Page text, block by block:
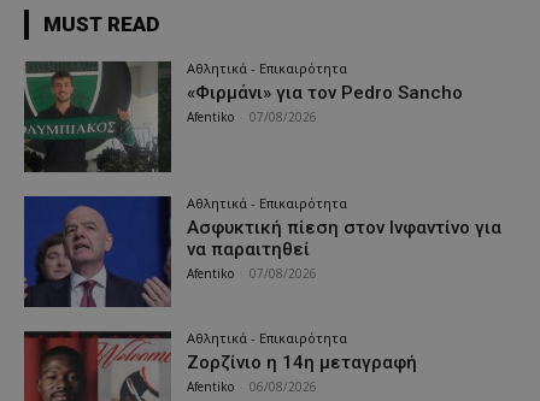
MUST READ
Αθλητικά - Επικαιρότητα
«Φιρμάνι» για τον Pedro Sancho
Afentiko 07/08/2026
Αθλητικά - Επικαιρότητα
Ασφυκτική πίεση στον Ινφαντίνο για
να παραιτηθεί
Afentiko 07/08/2026
Αθλητικά - Επικαιρότητα
Ζορζίνιο η 14η μεταγραφή
Afentiko 06/08/2026